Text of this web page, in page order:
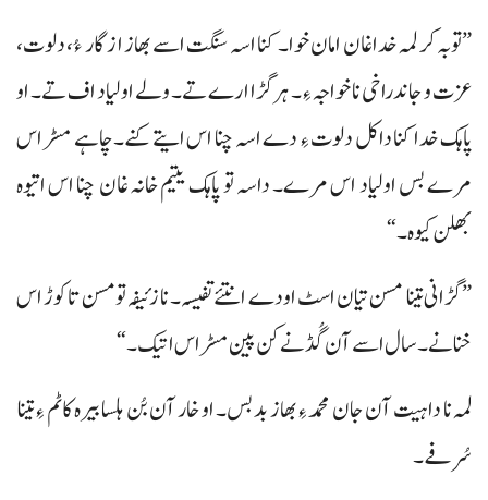
”توبہ کر لمہ خداغان امان خوا۔ کنا اسہ سنگت اسے بھاز ازگار ءُ، دلوت،
عزت و جاندراخی نا خواجہ ءِ۔ ہر گڑا ارے تے۔ ولے اولیاد اف تے۔ او
پاہک خدا کنا داکل دلوت ءِ دے اسہ چنا اس ایتے کنے۔ چاہے مسڑ اس
مرے بس اولیاد اس مرے۔ داسہ تو پاہک یتیم خانہ غان چنا اس اتیوہ
بھلن کیوہ۔“
”گڑا نی تینا مسن تیان اسٹ اودے انتئے تفیسہ۔ نا زئیفہ تومسن تا کوڑ اس
خنانے۔ سال اسے آن گُڈ نے کن پین مسڑ اس اتیک۔“
لمہ نا داہیت آن جان محمد ءِ بھاز بد بس۔ او خار آن بُن ہلسا بیرہ کاٹم ءِ تینا
سُرفے۔